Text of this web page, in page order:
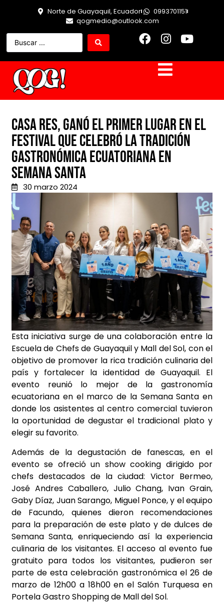
Norte de Guayaquil, Ecuador
0993701151
qogmedio@outlook.com
Casa Res, ganó el primer lugar en el
Festival que celebró la Tradición
Gastronómica ecuatoriana en
Semana Santa
30 marzo 2024
Esta iniciativa surge de una colaboración entre la
Escuela de Chefs de Guayaquil y Mall del Sol, con el
objetivo de promover la rica tradición culinaria del
país y fortalecer la identidad de Guayaquil. El
evento reunió lo mejor de la gastronomía
ecuatoriana en el marco de la Semana Santa en
donde los asistentes al centro comercial tuvieron
la oportunidad de degustar el tradicional plato y
elegir su favorito.
Además de la degustación de fanescas, en el
evento se ofreció un show cooking dirigido por
chefs destacados de la ciudad: Victor Bermeo,
José Andres Caballero, Julio Chang, Ivan Grain,
Gaby Díaz, Juan Sarango, Miguel Ponce, y el equipo
de Facundo, quienes dieron recomendaciones
para la preparación de este plato y de dulces de
Semana Santa, enriqueciendo así la experiencia
culinaria de los visitantes. El acceso al evento fue
gratuito para todos los visitantes, pudieron ser
parte de esta celebración gastronómica el 26 de
marzo de 12h00 a 18h00 en el Salón Turquesa en
Portela Gastro Shopping de Mall del Sol.